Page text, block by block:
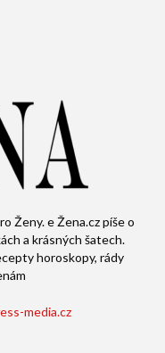
Ženy. e Žena.cz píše o
a krásných šatech.
horoskopy, rády
media.cz